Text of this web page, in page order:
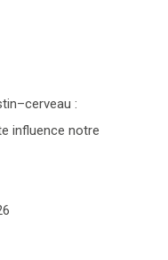
:
influence notre